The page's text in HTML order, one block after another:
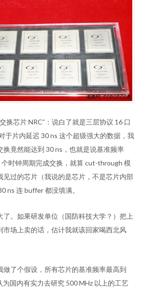
换芯片 NRC”：说白了就是三层协议 16 口
于片内延迟 30 ns 这个超级强大的数据，我
换竟然能达到 30 ns，也就是说基准频率
个时钟周期完成交换，就算 cut-through 模
见过的芯片（我说的是芯片，不是芯片内部
ns 连 buffer 都没填满。
了。如果研发单位（国防科技大学？）把上
市场上卖的话，估计我就该回家喝西北风
做了个假设，所有芯片的基准频率最高到
为国内有实力去研究 500 MHz 以上的工艺